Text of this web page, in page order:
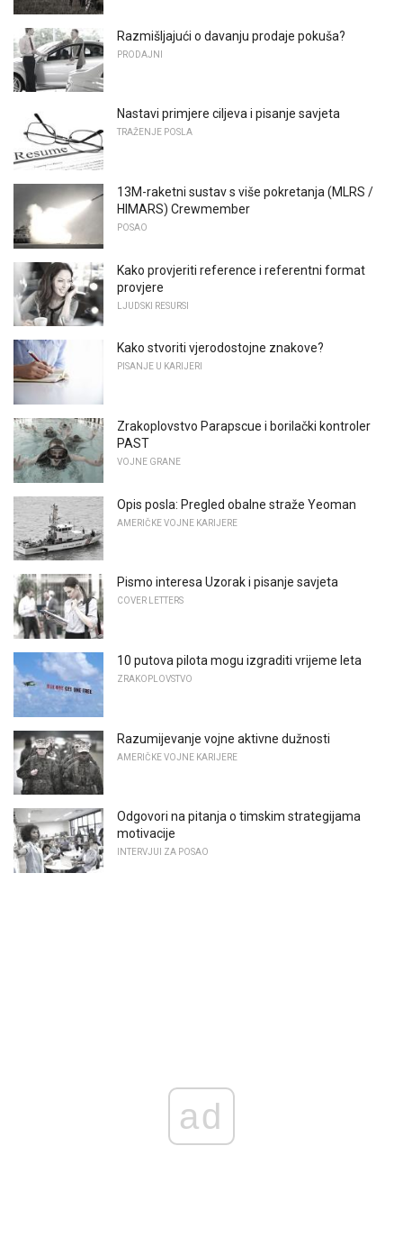
Razmišljajući o davanju prodaje pokuša?
PRODAJNI
Nastavi primjere ciljeva i pisanje savjeta
TRAŽENJE POSLA
13M-raketni sustav s više pokretanja (MLRS /
HIMARS) Crewmember
POSAO
Kako provjeriti reference i referentni format
provjere
LJUDSKI RESURSI
Kako stvoriti vjerodostojne znakove?
PISANJE U KARIJERI
Zrakoplovstvo Parapscue i borilački kontroler
PAST
VOJNE GRANE
Opis posla: Pregled obalne straže Yeoman
AMERIČKE VOJNE KARIJERE
Pismo interesa Uzorak i pisanje savjeta
COVER LETTERS
10 putova pilota mogu izgraditi vrijeme leta
ZRAKOPLOVSTVO
Razumijevanje vojne aktivne dužnosti
AMERIČKE VOJNE KARIJERE
Odgovori na pitanja o timskim strategijama
motivacije
INTERVJUI ZA POSAO
ad